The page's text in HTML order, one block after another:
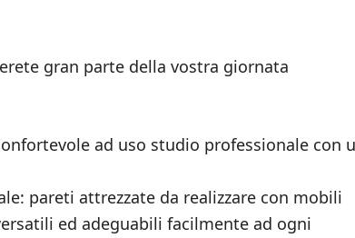
gran parte della vostra giornata
ad uso studio professionale con
pareti attrezzate da realizzare con mobili
ed adeguabili facilmente ad ogni